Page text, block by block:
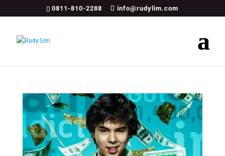
0811-810-2288 info@rudylim.com